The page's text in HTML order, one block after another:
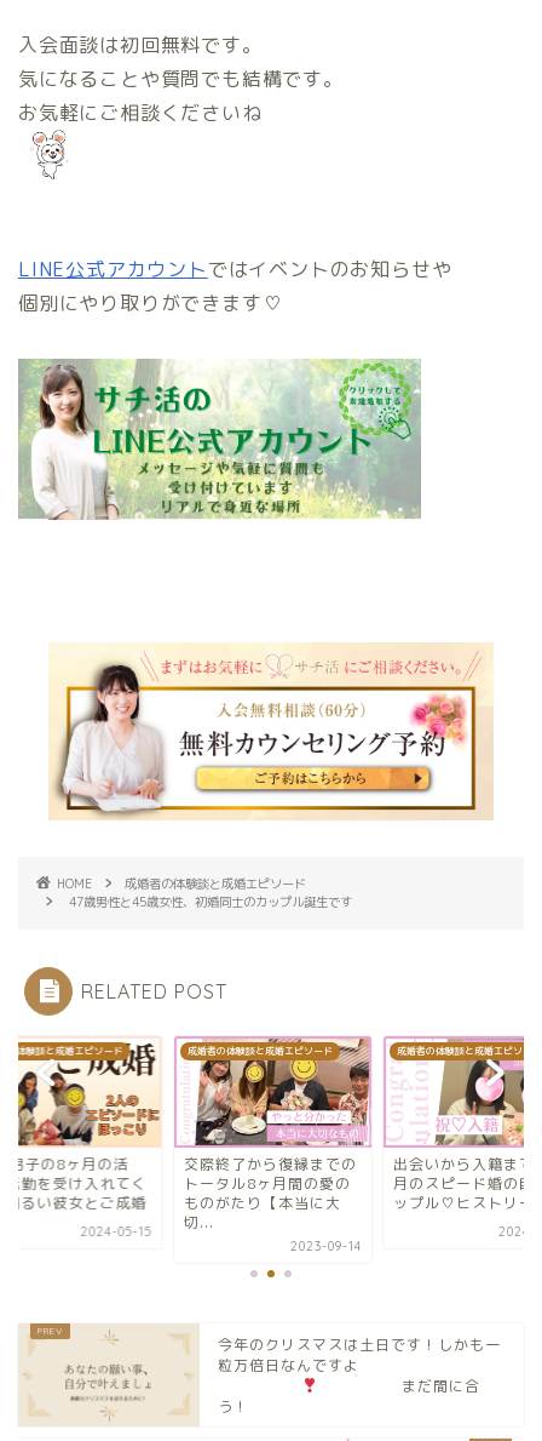
入会面談は初回無料です。
気になることや質問でも結構です。
お気軽にご相談くださいね
LINE公式アカウントではイベントのお知らせや
個別にやり取りができます♡
HOME
成婚者の体験談と成婚エピソード
47歳男性と45歳女性、初婚同士のカップル誕生です
RELATED POST
の体験談と成婚エピソード
男子の8ヶ月の活
転勤を受け入れてく
明るい彼女とご成婚
2024-05-15
成婚者の体験談と成婚エピソード
交際終了から復縁までの
トータル8ヶ月間の愛の
ものがたり【本当に大
切...
2023-09-14
成婚者の体験談と成婚エピソード
出会いから入籍まで
月のスピード婚の自
ップル♡ヒストリー
2024-
今年のクリスマスは土日です！しかも一
粒万倍日なんですよ
まだ間に合
う！